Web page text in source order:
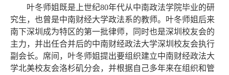
叶冬师姐既是上世纪80年代从中南政法学院毕业的研
究生，也曾是中南财经大学政法系的教师。叶冬师姐后来
南下深圳成为特区的第一批律师，同时也是深圳校友会的
主力，并出任合并后的中南财经政法大学深圳校友会执行
副会长。席间，叶冬师姐提出要组织建立中南财经政法大
学北美校友会洛杉矶分会，并根据自己多年来在组织和管